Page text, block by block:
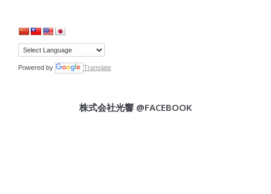
Powered by Translate
株式会社光響 @FACEBOOK